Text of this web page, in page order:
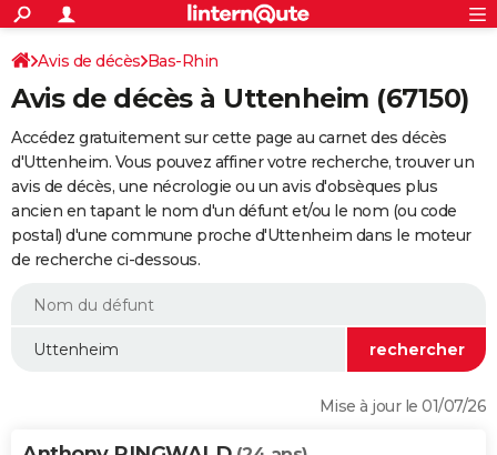
ACTUALITÉS
Politique
Société
Faits Divers
Education
Monde
Villes
+
SPORT
Coupe du monde 2026
Football
Tennis
Cyclisme
Rugby
Forum
Programme TV
TNT
Streaming
Cinéma
Sorties cinéma
Musique
+
FINANCE
Retraite
Impôts
Epargne
Immobilier
Risques naturels par ville
Banque
Assurance
Crédit
AUTO
Essais
Réserver un essai
Citadines
Berlines
SUV
Forum auto
+
HIGH-TECH
BRICOLAGE
WEEK-END
Connexion
Avis de décès Bas-Rhin
Avis de décès à Uttenheim (67150)
Accédez gratuitement sur cette page au carnet des décès
d'Uttenheim. Vous pouvez affiner votre recherche, trouver un
avis de décès, une nécrologie ou un avis d'obsèques plus
ancien en tapant le nom d'un défunt et/ou le nom (ou code
postal) d'une commune proche d'Uttenheim dans le moteur
de recherche ci-dessous.
Mise à jour le 01/07/26